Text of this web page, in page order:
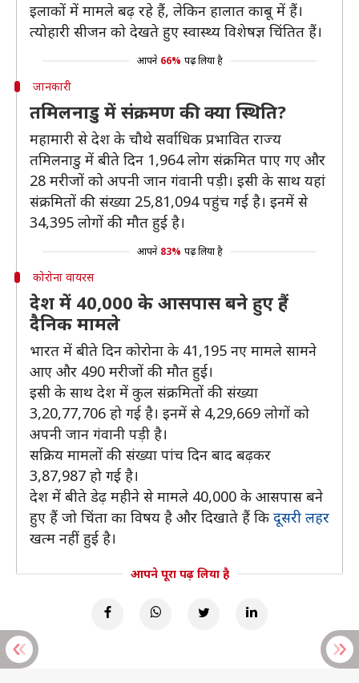
इलाकों में मामले बढ़ रहे हैं, लेकिन हालात काबू में हैं।
त्योहारी सीजन को देखते हुए स्वास्थ्य विशेषज्ञ चिंतित हैं।
आपने 66% पढ़ लिया है
जानकारी
तमिलनाडु में संक्रमण की क्या स्थिति?
महामारी से देश के चौथे सर्वाधिक प्रभावित राज्य
तमिलनाडु में बीते दिन 1,964 लोग संक्रमित पाए गए और
28 मरीजों को अपनी जान गंवानी पड़ी। इसी के साथ यहां
संक्रमितों की संख्या 25,81,094 पहुंच गई है। इनमें से
34,395 लोगों की मौत हुई है।
आपने 83% पढ़ लिया है
कोरोना वायरस
देश में 40,000 के आसपास बने हुए हैं
दैनिक मामले
भारत में बीते दिन कोरोना के 41,195 नए मामले सामने
आए और 490 मरीजों की मौत हुई।
इसी के साथ देश में कुल संक्रमितों की संख्या
3,20,77,706 हो गई है। इनमें से 4,29,669 लोगों को
अपनी जान गंवानी पड़ी है।
सक्रिय मामलों की संख्या पांच दिन बाद बढ़कर
3,87,987 हो गई है।
देश में बीते डेढ़ महीने से मामले 40,000 के आसपास बने
हुए हैं जो चिंता का विषय है और दिखाते हैं कि दूसरी लहर
खत्म नहीं हुई है।
आपने पूरा पढ़ लिया है